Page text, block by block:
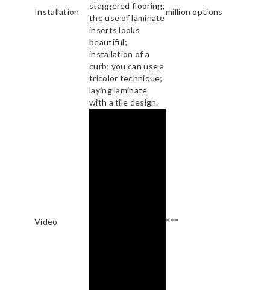
Installation
staggered flooring;
the use of laminate
inserts looks
beautiful;
installation of a
curb; you can use a
tricolor technique;
laying laminate
with a tile design.
million options
Video ***